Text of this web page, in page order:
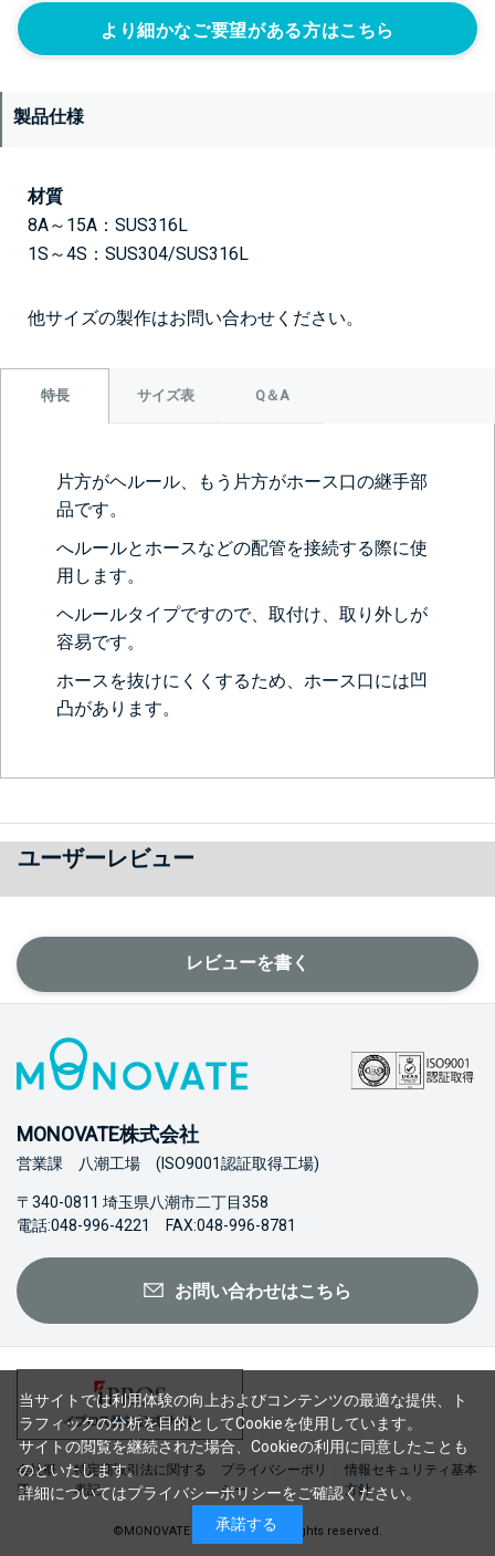
より細かなご要望がある方はこちら
製品仕様
材質
8A～15A：SUS316L
1S～4S：SUS304/SUS316L
他サイズの製作はお問い合わせください。
特長 サイズ表 Q＆A
片方がヘルール、もう片方がホース口の継手部
品です。
へルールとホースなどの配管を接続する際に使
用します。
ヘルールタイプですので、取付け、取り外しが
容易です。
ホースを抜けにくくするため、ホース口には凹
凸があります。
ユーザーレビュー
レビューを書く
MONOVATE株式会社
営業課 八潮工場 (ISO9001認証取得工場)
〒340-0811 埼玉県八潮市二丁目358
電話:048-996-4221 FAX:048-996-8781
お問い合わせはこちら
会社概
要
特定商取引法に関する
表記
プライバシーポリ
シー
情報セキュリティ基本
方針
©MONOVATE Co., Ltd. 2023 All rights reserved.
当サイトでは利用体験の向上およびコンテンツの最適な提供、ト
ラフィックの分析を目的としてCookieを使用しています。
サイトの閲覧を継続された場合、Cookieの利用に同意したことも
のといたします。
詳細についてはプライバシーポリシーをご確認ください。
承諾する